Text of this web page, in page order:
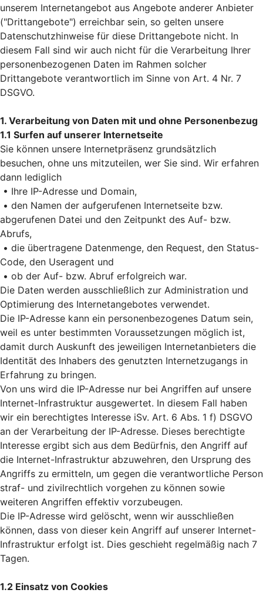
unserem Internetangebot aus Angebote anderer Anbieter
("Drittangebote") erreichbar sein, so gelten unsere
Datenschutzhinweise für diese Drittangebote nicht. In
diesem Fall sind wir auch nicht für die Verarbeitung Ihrer
personenbezogenen Daten im Rahmen solcher
Drittangebote verantwortlich im Sinne von Art. 4 Nr. 7
DSGVO.
1. Verarbeitung von Daten mit und ohne Personenbezug
1.1 Surfen auf unserer Internetseite
Sie können unsere Internetpräsenz grundsätzlich
besuchen, ohne uns mitzuteilen, wer Sie sind. Wir erfahren
dann lediglich
• Ihre IP-Adresse und Domain,
• den Namen der aufgerufenen Internetseite bzw.
abgerufenen Datei und den Zeitpunkt des Auf- bzw.
Abrufs,
• die übertragene Datenmenge, den Request, den Status-
Code, den Useragent und
• ob der Auf- bzw. Abruf erfolgreich war.
Die Daten werden ausschließlich zur Administration und
Optimierung des Internetangebotes verwendet.
Die IP-Adresse kann ein personenbezogenes Datum sein,
weil es unter bestimmten Voraussetzungen möglich ist,
damit durch Auskunft des jeweiligen Internetanbieters die
Identität des Inhabers des genutzten Internetzugangs in
Erfahrung zu bringen.
Von uns wird die IP-Adresse nur bei Angriffen auf unsere
Internet-Infrastruktur ausgewertet. In diesem Fall haben
wir ein berechtigtes Interesse iSv. Art. 6 Abs. 1 f) DSGVO
an der Verarbeitung der IP-Adresse. Dieses berechtigte
Interesse ergibt sich aus dem Bedürfnis, den Angriff auf
die Internet-Infrastruktur abzuwehren, den Ursprung des
Angriffs zu ermitteln, um gegen die verantwortliche Person
straf- und zivilrechtlich vorgehen zu können sowie
weiteren Angriffen effektiv vorzubeugen.
Die IP-Adresse wird gelöscht, wenn wir ausschließen
können, dass von dieser kein Angriff auf unserer Internet-
Infrastruktur erfolgt ist. Dies geschieht regelmäßig nach 7
Tagen.
1.2 Einsatz von Cookies